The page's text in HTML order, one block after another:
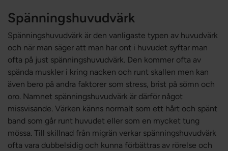
Spänningshuvudvärk
Spänningshuvudvärk är den vanligaste typen av huvudvärk
och när man säger att man har ont i huvudet syftar man
ofta på just spänningshuvudvärk. Den kommer ofta av
spända muskler i kring nacken och runt skallen men kan
även bero på andra faktorer som stress, brist på sömn och
oro. Namnet spänningshuvudvärk är därför något
missvisande. Värken känns normalt som ett hårt och spänt
band som går runt huvudet eller som en mycket tung
mössa. Till skillnad från migrän verkar spänningshuvudvärk
ofta vara dubbelsidig och kunna förbättras av rörelse och